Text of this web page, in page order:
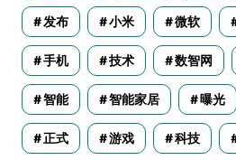
发布 小米 微软
手机 技术 数智网
智能 智能家居 曝光
正式 游戏 科技